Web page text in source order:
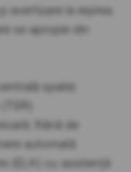
avertizare la ieșirea
se apropie din
spate)
frână de
automată
(ELK) cu asistență